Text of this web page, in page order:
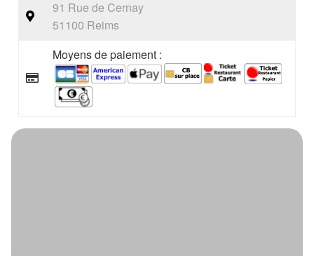
91 Rue de Cernay
51100 Reims
Moyens de paiement :